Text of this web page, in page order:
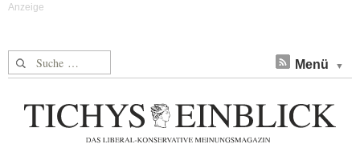
Suche nach: Menü